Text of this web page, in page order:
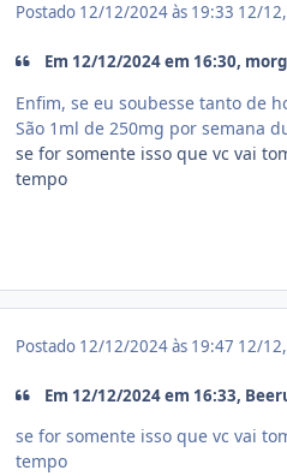
Postado 12/12/2024 às 19:33 12/
Em 12/12/2024 em 16:30,
Enfim, se eu soubesse tanto de
São 1ml de 250mg por semana
se for somente isso que vc vai
tempo
Postado 12/12/2024 às 19:47 12/
Em 12/12/2024 em 16:33,
se for somente isso que vc vai
tempo